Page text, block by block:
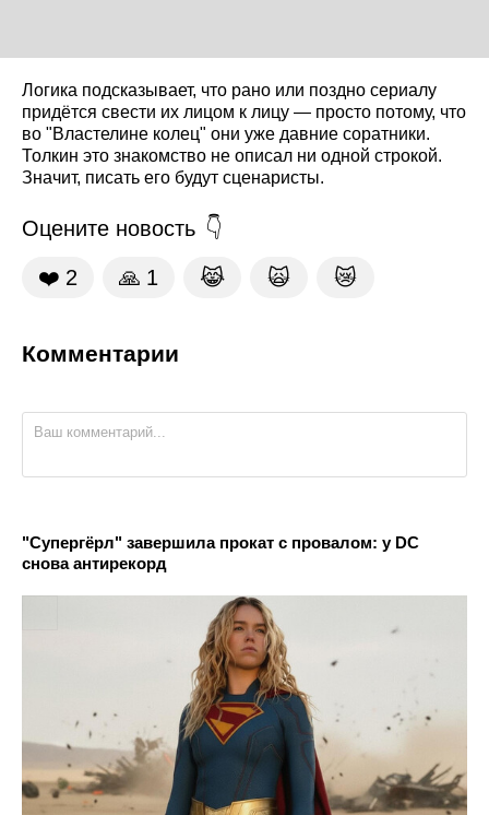
Логика подсказывает, что рано или поздно сериалу
придётся свести их лицом к лицу — просто потому, что
во "Властелине колец" они уже давние соратники.
Толкин это знакомство не описал ни одной строкой.
Значит, писать его будут сценаристы.
Оцените новость
❤️ 2 🙏 1 😹 🙀 😿
Комментарии
"Супергёрл" завершила прокат с провалом: у DC
снова антирекорд